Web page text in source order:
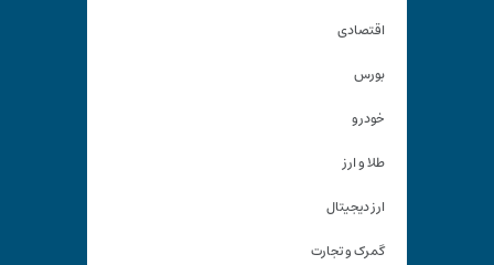
اقتصادی
بورس
خودرو
طلا و ارز
ارز دیجیتال
گمرک و تجارت